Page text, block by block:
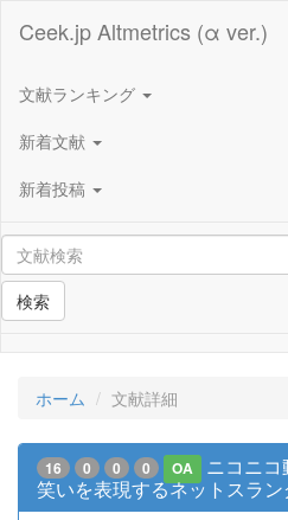
Ceek.jp Altmetrics (α ver.)
文献ランキング
新着文献
新着投稿
検索
ホーム 文献詳細
16 0 0 0 OA
ニコニ
笑いを表現するネットスラ